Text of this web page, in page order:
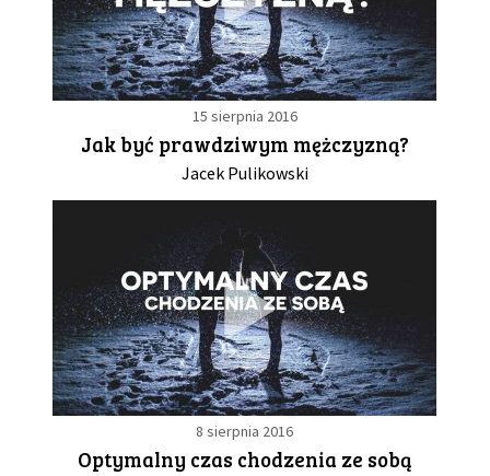
15 sierpnia 2016
Jak być prawdziwym mężczyzną?
Jacek Pulikowski
8 sierpnia 2016
Optymalny czas chodzenia ze sobą